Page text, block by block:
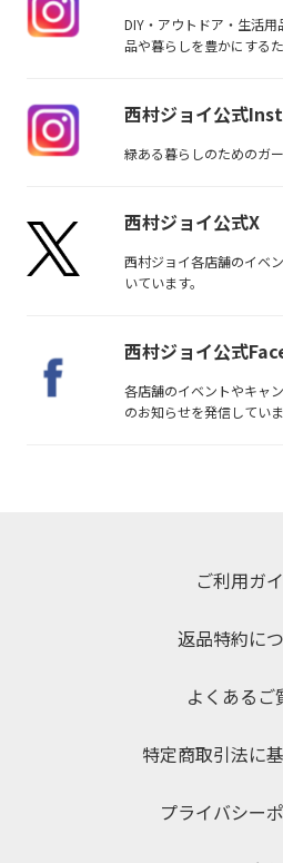
DIY・アウトドア・生活
品や暮らしを豊かにする
西村ジョイ公式
緑ある暮らしのためのガ
西村ジョイ公式X
西村ジョイ各店舗のイベ
いています。
西村ジョイ公式
各店舗のイベントやキャ
のお知らせを発信していま
ご利用ガ
返品特約に
よくあるご
特定商取引法に
プライバシー